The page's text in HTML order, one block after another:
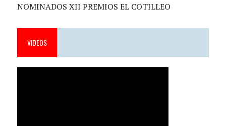
NOMINADOS XII PREMIOS EL COTILLEO
VIDEOS